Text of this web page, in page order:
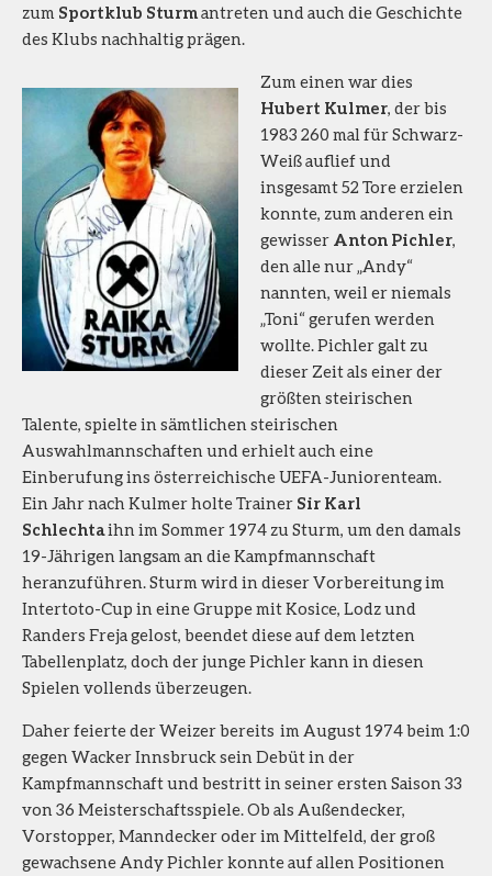
zum Sportklub Sturmantreten und auch die Geschichte
des Klubs nachhaltig prägen.
Zum einen war dies
Hubert Kulmer, der bis
1983 260 mal für Schwarz-
Weiß auflief und
insgesamt 52 Tore erzielen
konnte, zum anderen ein
gewisser Anton Pichler,
den alle nur „Andy“
nannten, weil er niemals
„Toni“ gerufen werden
wollte. Pichler galt zu
dieser Zeit als einer der
größten steirischen
Talente, spielte in sämtlichen steirischen
Auswahlmannschaften und erhielt auch eine
Einberufung ins österreichische UEFA-Juniorenteam.
Ein Jahr nach Kulmer holte Trainer Sir Karl
Schlechtaihn im Sommer 1974 zu Sturm, um den damals
19-Jährigen langsam an die Kampfmannschaft
heranzuführen. Sturm wird in dieser Vorbereitung im
Intertoto-Cup in eine Gruppe mit Kosice, Lodz und
Randers Freja gelost, beendet diese auf dem letzten
Tabellenplatz, doch der junge Pichler kann in diesen
Spielen vollends überzeugen.
Daher feierte der Weizer bereits im August 1974 beim 1:0
gegen Wacker Innsbruck sein Debüt in der
Kampfmannschaft und bestritt in seiner ersten Saison 33
von 36 Meisterschaftsspiele. Ob als Außendecker,
Vorstopper, Manndecker oder im Mittelfeld, der groß
gewachsene Andy Pichler konnte auf allen Positionen